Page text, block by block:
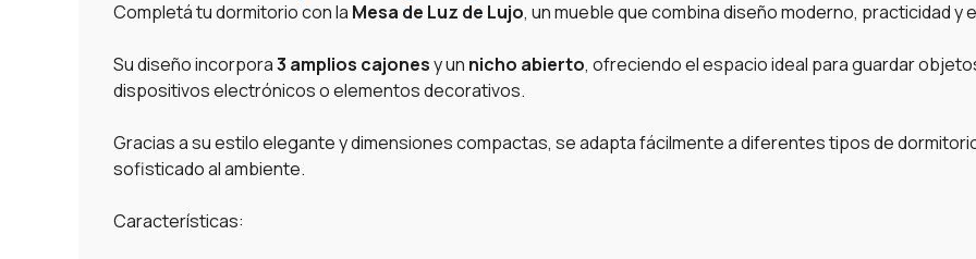
Completá tu dormitorio con la Mesa de Luz de Lujo, un mueble que combina diseño moderno, practicidad
Su diseño incorpora3 amplios cajonesy un nicho abierto, ofreciendo el espacio ideal para guardar
dispositivos electrónicos o elementos decorativos.
Gracias a su estilo elegante y dimensiones compactas, se adapta fácilmente a diferentes tipos de
sofisticado al ambiente.
Características: